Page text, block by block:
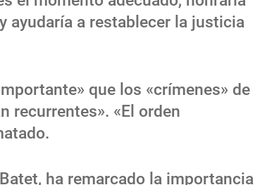
ayudaría a restablecer la justicia
que los «crímenes» de
recurrentes». «El orden
ha remarcado la importancia